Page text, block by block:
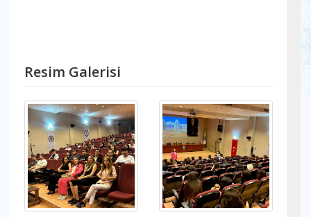
Resim Galerisi